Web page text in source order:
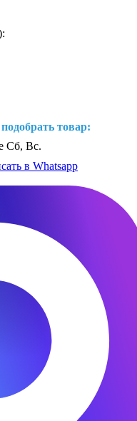
товар:
Сб, Вс.
в Whatsapp